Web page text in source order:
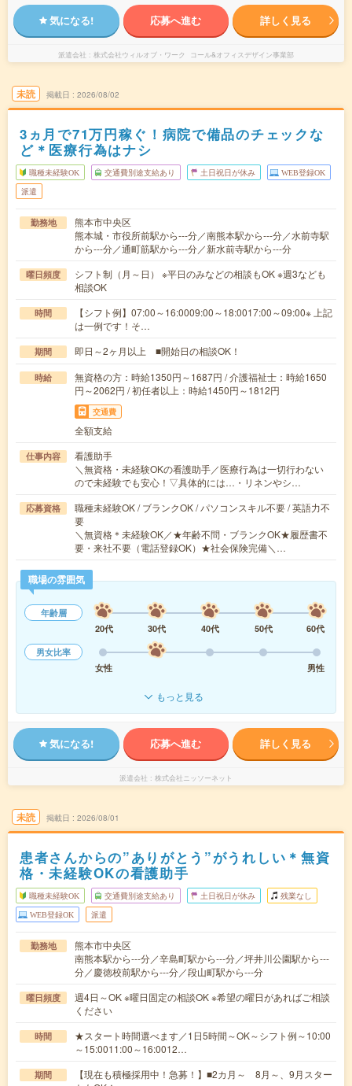
気になる! 応募へ進む 詳しく見る
派遣会社 株式会社ウィルオブ・ワーク コール&オフィスデザイン事業部
未読 掲載日 2026/08/02
3ヵ月で71万円稼ぐ！病院で備品のチェックな
ど＊医療行為はナシ
職種未経験OK 交通費別途支給あり 土日祝日が休み WEB登録OK
派遣
勤務地
熊本市中央区
熊本城・市役所前駅から---分／南熊本駅から---分／水前寺駅
から---分／通町筋駅から---分／新水前寺駅から---分
曜日頻度
シフト制（月～日） ※平日のみなどの相談もOK ※週3なども
相談OK
時間
【シフト例】07:00～16:0009:00～18:0017:00～09:00※ 上記
は一例です！そ…
期間 即日～2ヶ月以上 ■開始日の相談OK！
時給
無資格の方：時給1350円～1687円 / 介護福祉士：時給1650
円～2062円 / 初任者以上：時給1450円～1812円
交通費
全額支給
仕事内容
看護助手
＼無資格・未経験OKの看護助手／医療行為は一切行わない
ので未経験でも安心！▽具体的には…・リネンやシ…
応募資格
職種未経験OK / ブランクOK / パソコンスキル不要 / 英語力不
要
＼無資格＊未経験OK／★年齢不問・ブランクOK★履歴書不
要・来社不要（電話登録OK）★社会保険完備＼…
職場の雰囲気
年齢層
20代
30代 40代 50代
60代
男女比率
女性
男性
もっと見る
気になる! 応募へ進む 詳しく見る
派遣会社 株式会社ニッソーネット
未読 掲載日 2026/08/01
患者さんからの”ありがとう”がうれしい＊無資
格・未経験OKの看護助手
職種未経験OK 交通費別途支給あり 土日祝日が休み 残業なし
WEB登録OK 派遣
勤務地
熊本市中央区
南熊本駅から---分／辛島町駅から---分／坪井川公園駅から---
分／慶徳校前駅から---分／段山町駅から---分
曜日頻度
週4日～OK ※曜日固定の相談OK ※希望の曜日があればご相談
ください
時間
★スタート時間選べます／1日5時間～OK～シフト例～10:00
～15:0011:00～16:0012…
期間
【現在も積極採用中！急募！】■2カ月～ 8月～、9月スター